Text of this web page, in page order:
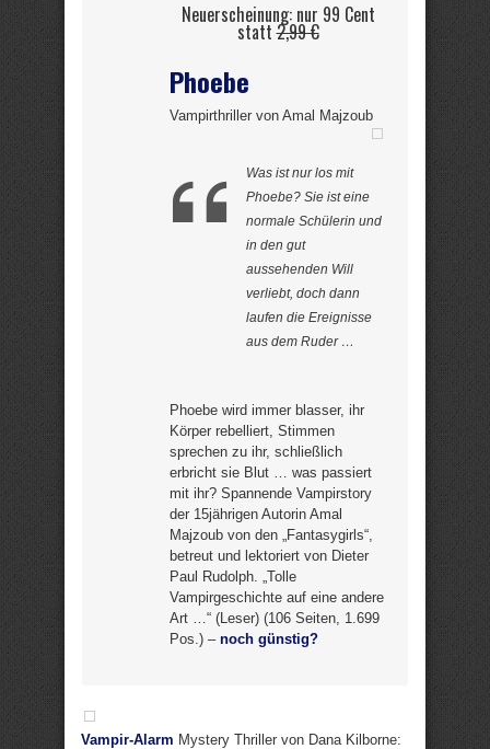
Neuerscheinung: nur 99 Cent
statt2,99 €
Phoebe
Vampirthriller von Amal Majzoub
Was ist nur los mit
Phoebe? Sie ist eine
normale Schülerin und
in den gut
aussehenden Will
verliebt, doch dann
laufen die Ereignisse
aus dem Ruder …
Phoebe wird immer blasser, ihr
Körper rebelliert, Stimmen
sprechen zu ihr, schließlich
erbricht sie Blut … was passiert
mit ihr? Spannende Vampirstory
der 15jährigen Autorin Amal
Majzoub von den „Fantasygirls“,
betreut und lektoriert von Dieter
Paul Rudolph. „Tolle
Vampirgeschichte auf eine andere
Art …“ (Leser) (106 Seiten, 1.699
Pos.) – noch günstig?
Vampir-Alarm Mystery Thriller von Dana Kilborne: